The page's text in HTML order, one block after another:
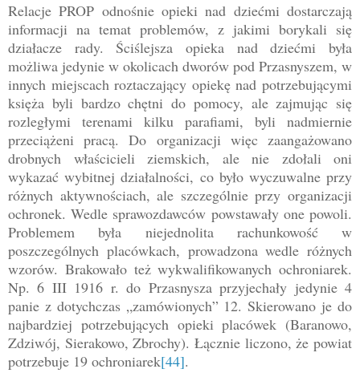
Relacje PROP odnośnie opieki nad dziećmi dostarczają
informacji na temat problemów, z jakimi borykali się
działacze rady. Ściślejsza opieka nad dziećmi była
możliwa jedynie w okolicach dworów pod Przasnyszem, w
innych miejscach roztaczający opiekę nad potrzebującymi
księża byli bardzo chętni do pomocy, ale zajmując się
rozległymi terenami kilku parafiami, byli nadmiernie
przeciążeni pracą. Do organizacji więc zaangażowano
drobnych właścicieli ziemskich, ale nie zdołali oni
wykazać wybitnej działalności, co było wyczuwalne przy
różnych aktywnościach, ale szczególnie przy organizacji
ochronek. Wedle sprawozdawców powstawały one powoli.
Problemem była niejednolita rachunkowość w
poszczególnych placówkach, prowadzona wedle różnych
wzorów. Brakowało też wykwalifikowanych ochroniarek.
Np. 6 III 1916 r. do Przasnysza przyjechały jedynie 4
panie z dotychczas „zamówionych” 12. Skierowano je do
najbardziej potrzebujących opieki placówek (Baranowo,
Zdziwój, Sierakowo, Zbrochy). Łącznie liczono, że powiat
potrzebuje 19 ochroniarek[44].